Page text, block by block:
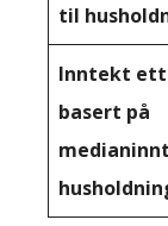
til
Inntekt
basert på